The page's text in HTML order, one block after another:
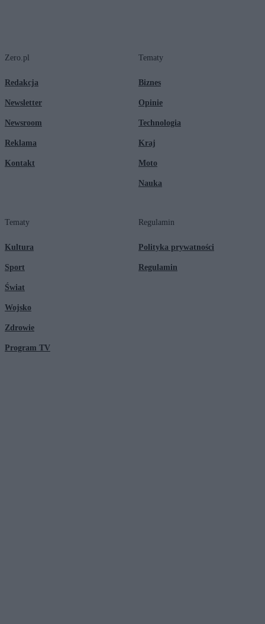
Zero.pl
Redakcja
Newsletter
Newsroom
Reklama
Kontakt
Tematy
Biznes
Opinie
Technologia
Kraj
Moto
Nauka
Tematy
Kultura
Sport
Świat
Wojsko
Zdrowie
Program TV
Regulamin
Polityka prywatności
Regulamin